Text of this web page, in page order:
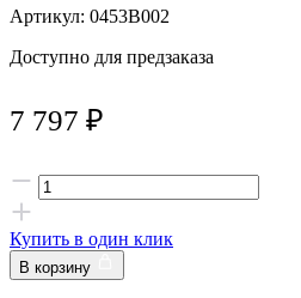
Артикул: 0453B002
Доступно для предзаказа
7 797 ₽
Купить в один клик
В корзину